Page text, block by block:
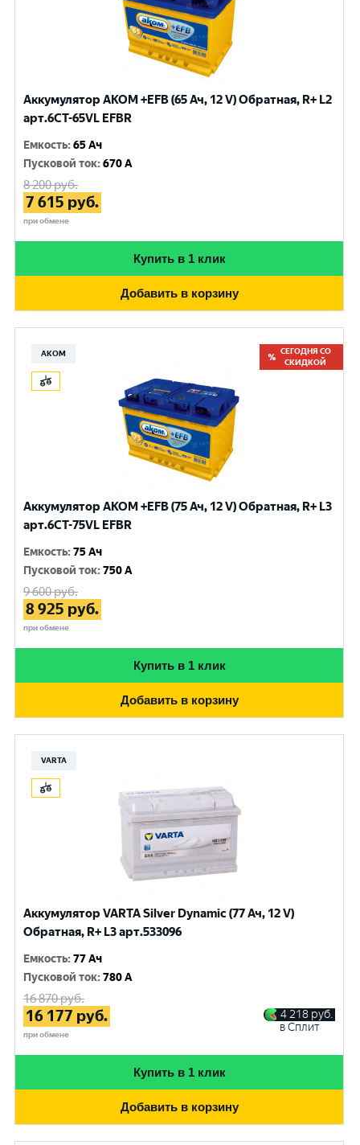
Аккумулятор AKOM +EFB (65 Ач, 12 V) Обратная, R+ L2
арт.6CT-65VL EFBR
Емкость:65 Ач
Пусковой ток:670 A
8 200руб.
7 615 руб.
при обмене
Купить в 1 клик
Добавить в корзину
АКОМ
СЕГОДНЯ СО
СКИДКОЙ
Аккумулятор AKOM +EFB (75 Ач, 12 V) Обратная, R+ L3
арт.6СТ-75VL EFBR
Емкость:75 Ач
Пусковой ток:750 A
9 600руб.
8 925 руб.
при обмене
Купить в 1 клик
Добавить в корзину
VARTA
Аккумулятор VARTA Silver Dynamic (77 Ач, 12 V)
Обратная, R+ L3 арт.533096
Емкость:77 Ач
Пусковой ток:780 A
16 870руб.
16 177 руб.
при обмене
4 218 руб.
в Сплит
Купить в 1 клик
Добавить в корзину